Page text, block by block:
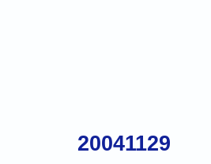
20041129